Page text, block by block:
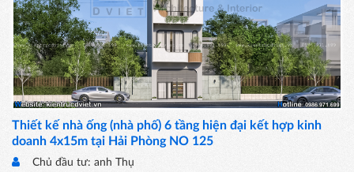
Thiết kế nhà ống (nhà phố) 6 tầng hiện đại kết hợp kinh
doanh 4x15m tại Hải Phòng NO 125
Chủ đầu tư: anh Thụ